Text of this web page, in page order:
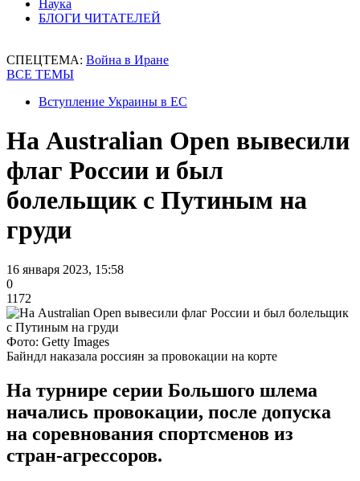
Наука
БЛОГИ ЧИТАТЕЛЕЙ
СПЕЦТЕМА: Война в Иране
ВСЕ ТЕМЫ
Вступление Украины в ЕС
На Australian Open вывесили
флаг России и был
болельщик с Путиным на
груди
16 января 2023, 15:58
0
1172
Фото: Getty Images
Байндл наказала россиян за провокации на корте
На турнире серии Большого шлема
начались провокации, после допуска
на соревнования спортсменов из
стран-агрессоров.